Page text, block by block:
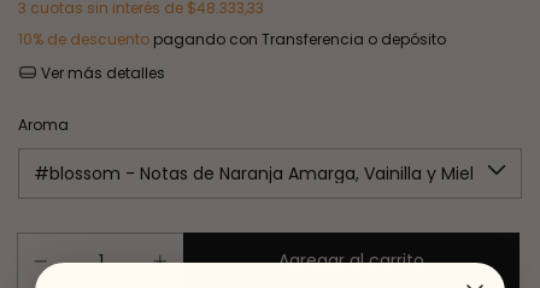
3 cuotas sin interés de $48.333,33
10% de descuento pagando con Transferencia o depósito
Ver más detalles
Aroma